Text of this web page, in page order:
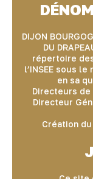
DIJON
DU
répertoire
l’INSEE sous
en sa
Directeurs de
Directeur
Création